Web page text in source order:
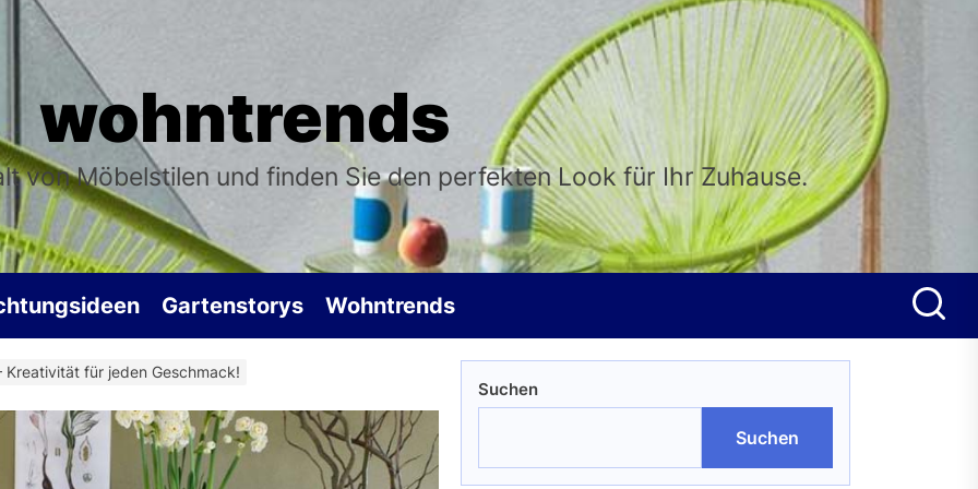
wohntrends
von Möbelstilen und finden Sie den perfekten Look für Ihr Zuhause.
Gartenstorys Wohntrends
Kreativität für jeden Geschmack!
Suchen
Suchen